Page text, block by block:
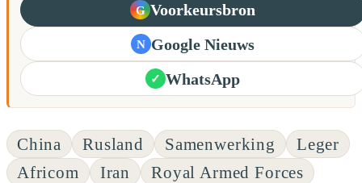
G Voorkeursbron
N Google Nieuws
✓ WhatsApp
China Rusland Samenwerking
Leger
Africom
Iran
Royal Armed Forces